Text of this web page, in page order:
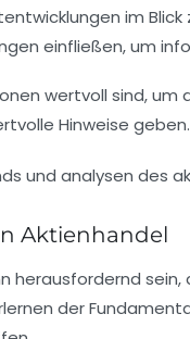
im
einfließen, um
wertvoll sind, um
Hinweise geben.
Aktienhandel
herausfordernd
der